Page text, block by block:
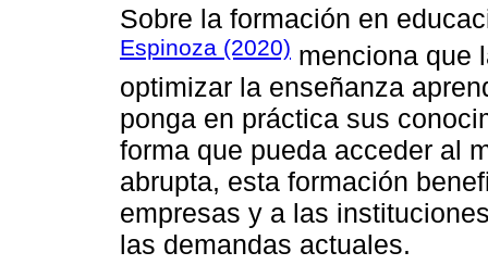
Sobre la formación en
Espinoza (2020) menciona que
optimizar la enseñanza
ponga en práctica sus
forma que pueda acceder al
abrupta, esta formación
empresas y a las
las demandas actuales.